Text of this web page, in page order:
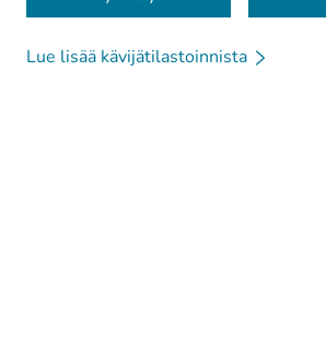
Lue lisää kävijätilastoinnista